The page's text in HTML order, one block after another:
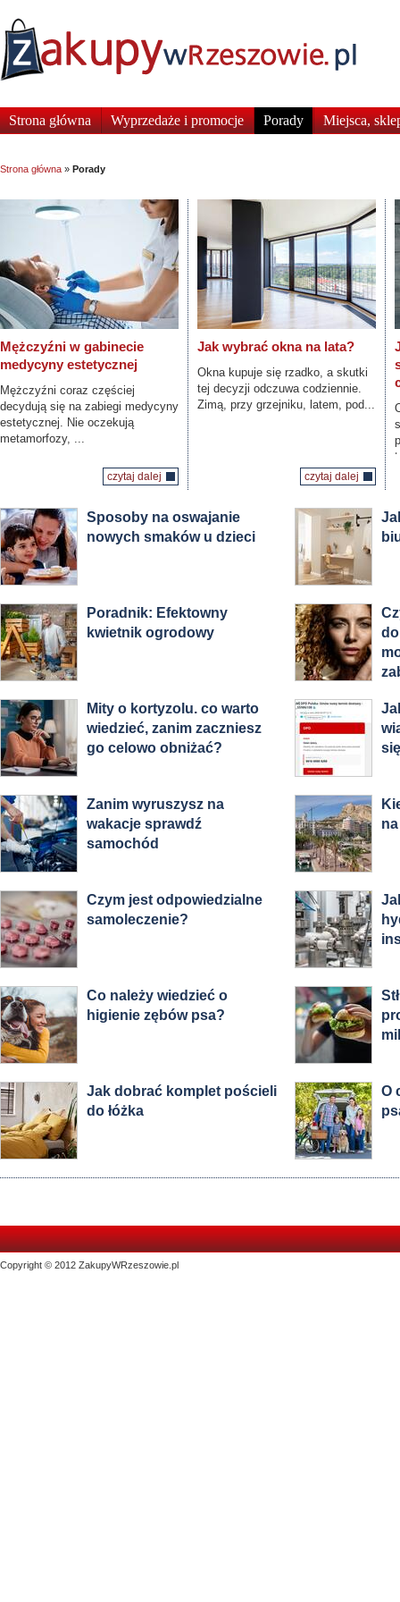
Strona główna Wyprzedaże i promocje Porady Miejsca,
Strona główna » Porady
Mężczyźni w gabinecie
medycyny estetycznej
Mężczyźni coraz częściej
decydują się na zabiegi medycyny
estetycznej. Nie oczekują
metamorfozy, ...
czytaj dalej
Jak wybrać okna na lata?
Okna kupuje się rzadko, a skutki
tej decyzji odczuwa codziennie.
Zimą, przy grzejniku, latem, pod...
czytaj dalej
Sposoby na oswajanie
nowych smaków u dzieci
Poradnik: Efektowny
kwietnik ogrodowy
Mity o kortyzolu. co warto
wiedzieć, zanim zaczniesz
go celowo obniżać?
Zanim wyruszysz na
wakacje sprawdź
samochód
Czym jest odpowiedzialne
samoleczenie?
Co należy wiedzieć o
higienie zębów psa?
Jak dobrać komplet pościeli
do łóżka
O
Copyright © 2012 ZakupyWRzeszowie.pl